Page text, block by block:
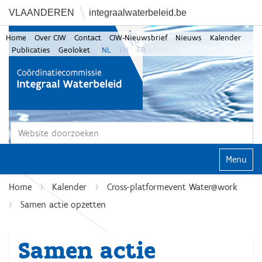
VLAANDEREN integraalwaterbeleid.be
Zoek
Home Over CIW Contact CIW-Nieuwsbrief Nieuws
Kalender
Publicaties
Geoloket NL EN FR
Klap
Home Kalender
Cross-platformevent Water@work
Samen actie opzetten
Samen actie